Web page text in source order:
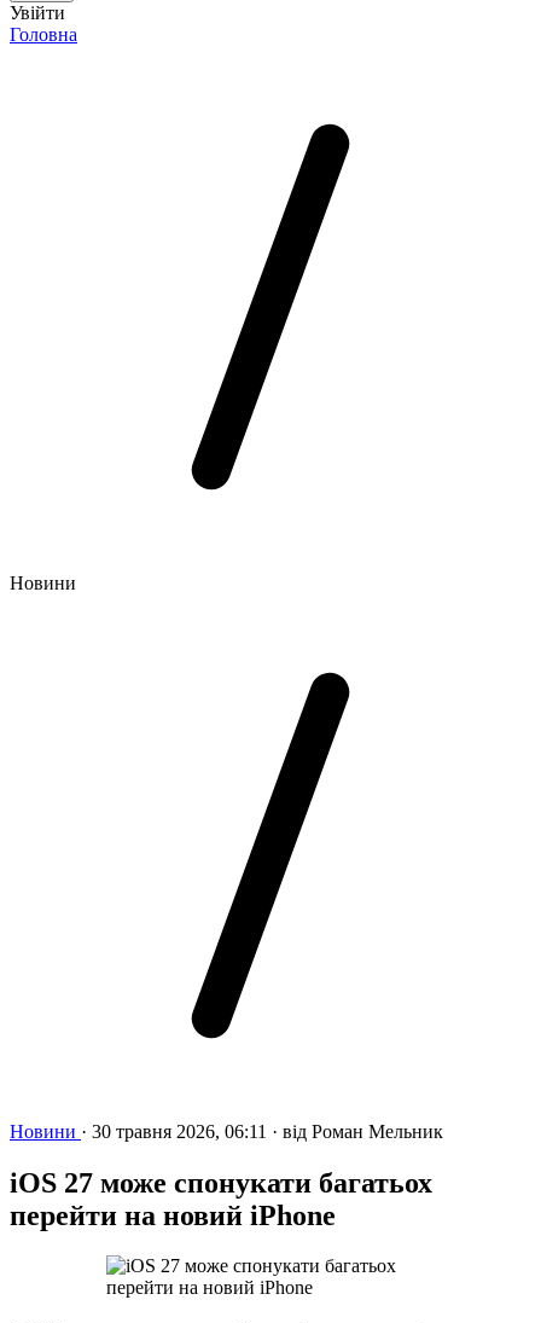
Увійти
Головна
Новини
Новини · 30 травня 2026, 06:11 · від Роман Мельник
iOS 27 може спонукати багатьох
перейти на новий iPhone